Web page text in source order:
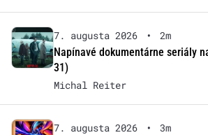
7. augusta 2026 •
2m
Napínavé dokumentárne seriály
31)
Michal Reiter
7. augusta 2026 •
3m